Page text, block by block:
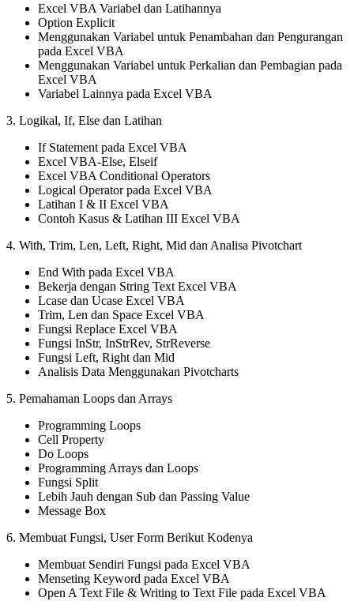
Excel VBA Variabel dan Latihannya
Option Explicit
Menggunakan Variabel untuk Penambahan dan Pengurangan
pada Excel VBA
Menggunakan Variabel untuk Perkalian dan Pembagian pada
Excel VBA
Variabel Lainnya pada Excel VBA
3. Logikal, If, Else dan Latihan
If Statement pada Excel VBA
Excel VBA-Else, Elseif
Excel VBA Conditional Operators
Logical Operator pada Excel VBA
Latihan I & II Excel VBA
Contoh Kasus & Latihan III Excel VBA
4. With, Trim, Len, Left, Right, Mid dan Analisa Pivotchart
End With pada Excel VBA
Bekerja dengan String Text Excel VBA
Lcase dan Ucase Excel VBA
Trim, Len dan Space Excel VBA
Fungsi Replace Excel VBA
Fungsi InStr, InStrRev, StrReverse
Fungsi Left, Right dan Mid
Analisis Data Menggunakan Pivotcharts
5. Pemahaman Loops dan Arrays
Programming Loops
Cell Property
Do Loops
Programming Arrays dan Loops
Fungsi Split
Lebih Jauh dengan Sub dan Passing Value
Message Box
6. Membuat Fungsi, User Form Berikut Kodenya
Membuat Sendiri Fungsi pada Excel VBA
Menseting Keyword pada Excel VBA
Open A Text File & Writing to Text File pada Excel VBA